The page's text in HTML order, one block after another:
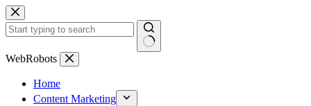
Zum
Inhalt
springen
Keine
WebRobots
Home
Content Marketing